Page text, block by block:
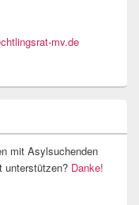
mv.de
mit Asylsuchenden
unterstützen? Danke!